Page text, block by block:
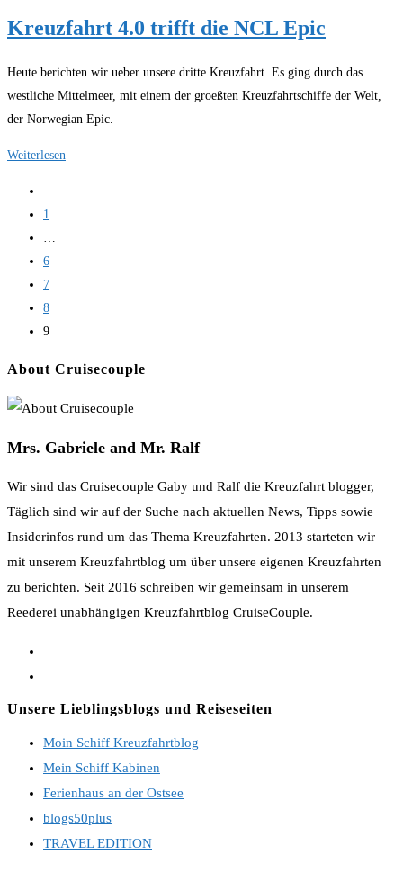
Kreuzfahrt 4.0 trifft die NCL Epic
Heute berichten wir ueber unsere dritte Kreuzfahrt. Es ging durch das
westliche Mittelmeer, mit einem der groeßten Kreuzfahrtschiffe der Welt,
der Norwegian Epic.
Weiterlesen
vorherigen
1
6
7
8
9
About Cruisecouple
Mrs. Gabriele and Mr. Ralf
Wir sind das Cruisecouple Gaby und Ralf die Kreuzfahrt blogger,
Täglich sind wir auf der Suche nach aktuellen News, Tipps sowie
Insiderinfos rund um das Thema Kreuzfahrten. 2013 starteten wir
mit unserem Kreuzfahrtblog um über unsere eigenen Kreuzfahrten
zu berichten. Seit 2016 schreiben wir gemeinsam in unserem
Reederei unabhängigen Kreuzfahrtblog CruiseCouple.
tab
new
tab
Unsere Lieblingsblogs und Reiseseiten
Moin Schiff Kreuzfahrtblog
Mein Schiff Kabinen
Ferienhaus an der Ostsee
blogs50plus
TRAVEL EDITION